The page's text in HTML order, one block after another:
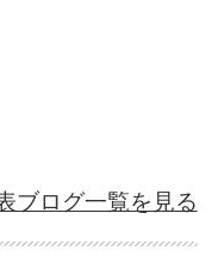
ブログ一覧を見る